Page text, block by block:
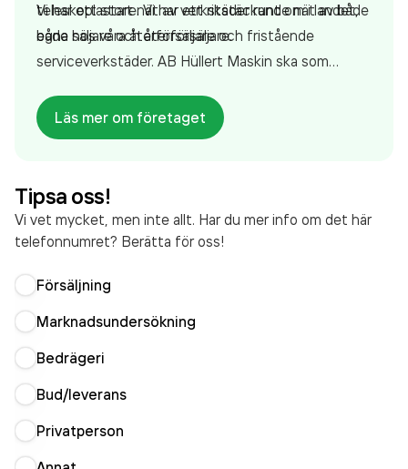
teleskoplastare. Vi har ett rikstäckande nät av både
egna säljare och återförsäljare.
Vi har ett stort nät av verkstäder runt om i landet,
både hos våra återförsäljare och fristående
serviceverkstäder. AB Hüllert Maskin ska som
Sverige!
Läs mer om företaget
Tipsa oss!
Vi vet mycket, men inte allt. Har du mer info om det här
telefonnumret? Berätta för oss!
Försäljning
Marknadsundersökning
Bedrägeri
Bud/leverans
Privatperson